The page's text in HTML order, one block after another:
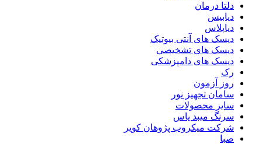
دلتا درمان
دیابیس
دیاپلاس
دیسک های آنتی بیوتیک
دیسک های تشخیصی
دیسک های دامپزشکی
رک
روز آزمون
سامان تجهیز نور
سایر محصولات
سرنگ میبد یاس
شرکت میکروب پژوهان کویر
صبا